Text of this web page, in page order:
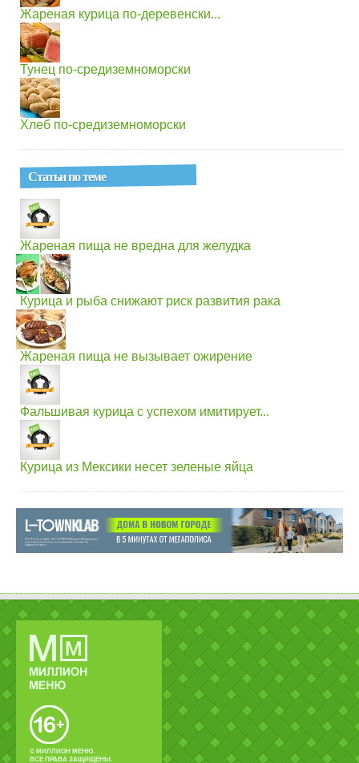
Жареная курица по-деревенски...
Тунец по-средиземноморски
Хлеб по-средиземноморски
Статьи по теме
Жареная пища не вредна для желудка
Курица и рыба снижают риск развития рака
Жареная пища не вызывает ожирение
Фальшивая курица с успехом имитирует...
Курица из Мексики несет зеленые яйца
© МИЛЛИОН МЕНЮ.
ВСЕ ПРАВА ЗАЩИЩЕНЫ.